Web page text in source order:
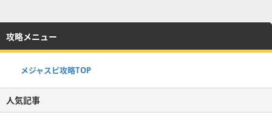
攻略メニュー
メジャスピ攻略TOP
人気記事